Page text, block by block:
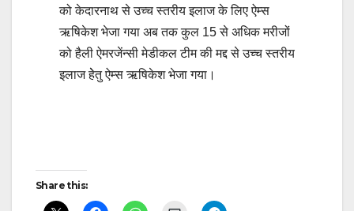
को केदारनाथ से उच्च स्तरीय इलाज के लिए ऐम्स
ऋषिकेश भेजा गया अब तक कुल 15 से अधिक मरीजों
को हैली ऐमरजेंन्सी मेडीकल टीम की मद्द से उच्च स्तरीय
इलाज हेेतु ऐम्स ऋषिकेश भेजा गया।
Post
navigation
Share this: